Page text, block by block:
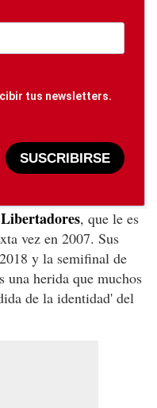
tus newsletters.
SUSCRIBIRSE
Libertadores, que le es
vez en 2007. Sus
y la semifinal de
una herida que muchos
de la identidad' del